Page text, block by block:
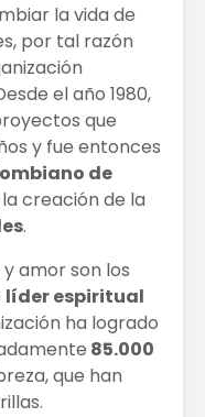
la vida de
por tal razón
el año 1980,
que
y fue entonces
de
creación de la
.
amor son los
líder espiritual
ha logrado
85.000
que han